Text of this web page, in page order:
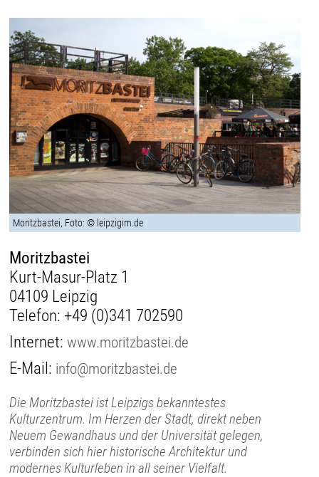
Moritzbastei, Foto: © leipzigim.de
Moritzbastei
Kurt-Masur-Platz 1
04109 Leipzig
Telefon: +49 (0)341 702590
Internet:www.moritzbastei.de
E-Mail: info@moritzbastei.de
Die Moritzbastei ist Leipzigs bekanntestes
Kulturzentrum. Im Herzen der Stadt, direkt neben
Neuem Gewandhaus und der Universität gelegen,
verbinden sich hier historische Architektur und
modernes Kulturleben in all seiner Vielfalt.